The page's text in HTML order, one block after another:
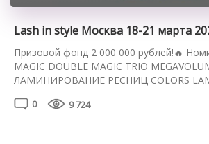
Lash in style Москва 18-21 марта
Призовой фонд 2 000 000 рублей!🔥
MAGIC DOUBLE MAGIC TRIO
ЛАМИНИРОВАНИЕ РЕСНИЦ COLORS
(тема:COLORS OF MUSIC) MAGIC
0 9 724